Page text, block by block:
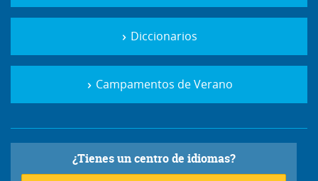
Diccionarios
Campamentos de Verano
¿Tienes un centro de idiomas?